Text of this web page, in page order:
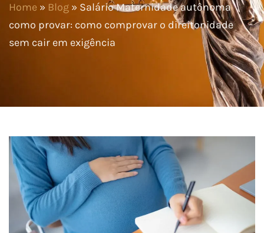
Home » Blog » Salário Maternidade autônoma
como provar: como comprovar o direitonidade
sem cair em exigência